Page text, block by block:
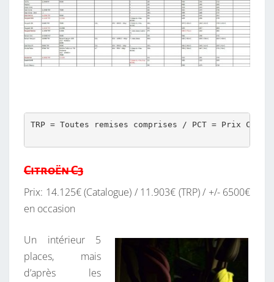
TRP = Toutes remises comprises / PCT = Prix
Citroën C3
Prix: 14.125€ (Catalogue) / 11.903€ (TRP) / +/- 6500€
en occasion
Un intérieur 5
places, mais
d’après les